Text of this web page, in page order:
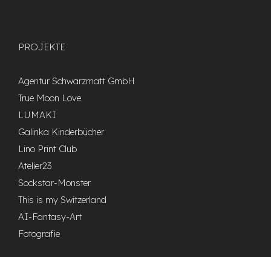
PROJEKTE
Agentur Schwarzmatt GmbH
True Moon Love
LUMAKI
Galinka Kinderbücher
Lino Print Club
Atelier23
Sockstar-Monster
This is my Switzerland
AI-Fantasy-Art
Fotografie